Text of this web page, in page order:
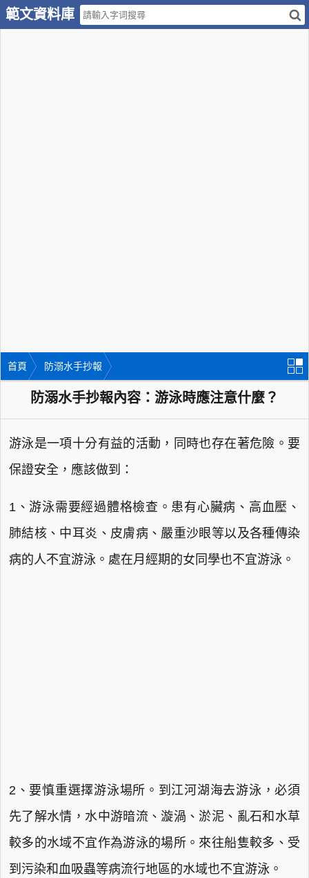
範文資料庫
首頁 防溺水手抄報
防溺水手抄報內容：游泳時應注意什麼？
游泳是一項十分有益的活動，同時也存在著危險。要
保證安全，應該做到：
1、游泳需要經過體格檢查。患有心臟病、高血壓、
肺結核、中耳炎、皮膚病、嚴重沙眼等以及各種傳染
病的人不宜游泳。處在月經期的女同學也不宜游泳。
2、要慎重選擇游泳場所。到江河湖海去游泳，必須
先了解水情，水中游暗流、漩渦、淤泥、亂石和水草
較多的水域不宜作為游泳的場所。來往船隻較多、受
到污染和血吸蟲等病流行地區的水域也不宜游泳。